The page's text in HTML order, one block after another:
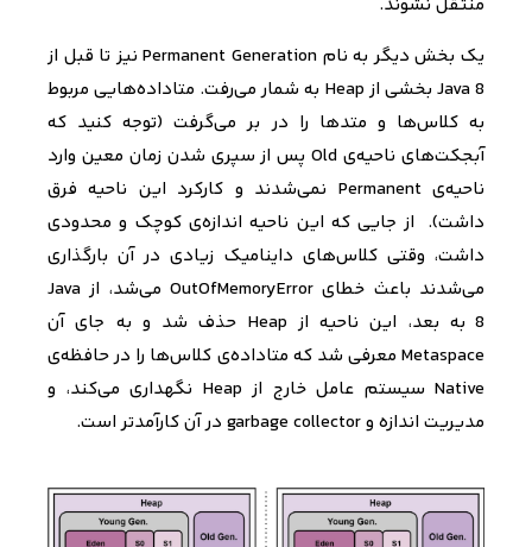
منتقل نشوند.
یک بخش دیگر به نام Permanent Generationنیز تا قبل از
Java 8 بخشی ازHeap به شمار می‌رفت. متاداده‌هایی مربوط
به کلاس‌ها و متدها را در بر می‌گرفت (توجه کنید که
آبجکت‌های ناحیه‌ی Oldپس از سپری شدن زمان معین وارد
ناحیه‌یPermanent نمی‌شدند و کارکرد این ناحیه فرق
داشت). از جایی که این ناحیه اندازه‌ی کوچک و محدودی
داشت، وقتی کلاس‌های داینامیک زیادی در آن بارگذاری
می‌شدند باعث خطای OutOfMemoryError
می‌شد، از Java
8 به بعد، این ناحیه از Heap حذف شد و به جای آن
Metaspace معرفی شد که متاداده‌ی کلاس‌ها را در حافظه‌ی
Native سیستم عاملخارج از Heap نگهداری می‌کند، و
مدیریت اندازه وgarbage collector در آن کارآمدتر است.